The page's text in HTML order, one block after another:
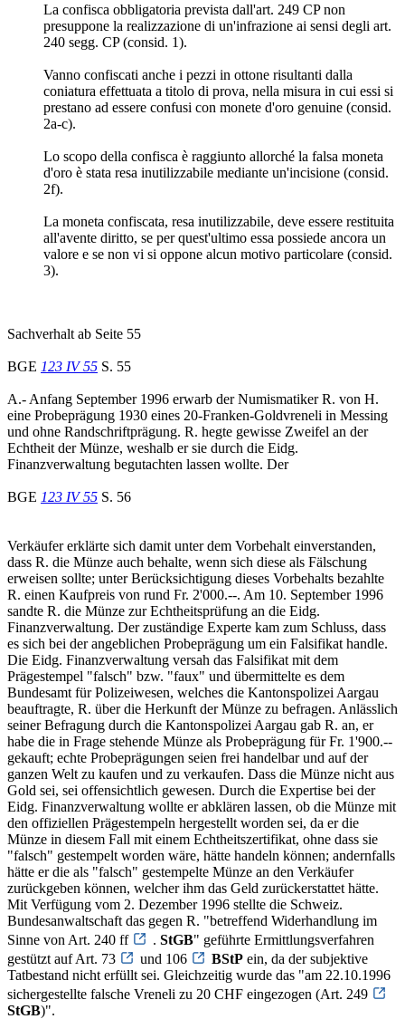
La confisca obbligatoria prevista dall'art. 249 CP non
presuppone la realizzazione di un'infrazione ai sensi degli art.
240 segg. CP (consid. 1).
Vanno confiscati anche i pezzi in ottone risultanti dalla
coniatura effettuata a titolo di prova, nella misura in cui essi si
prestano ad essere confusi con monete d'oro genuine (consid.
2a-c).
Lo scopo della confisca è raggiunto allorché la falsa moneta
d'oro è stata resa inutilizzabile mediante un'incisione (consid.
2f).
La moneta confiscata, resa inutilizzabile, deve essere restituita
all'avente diritto, se per quest'ultimo essa possiede ancora un
valore e se non vi si oppone alcun motivo particolare (consid.
3).
Sachverhalt ab Seite 55
BGE 123 IV 55 S. 55
A.- Anfang September 1996 erwarb der Numismatiker R. von H.
eine Probeprägung 1930 eines 20-Franken-Goldvreneli in Messing
und ohne Randschriftprägung. R. hegte gewisse Zweifel an der
Echtheit der Münze, weshalb er sie durch die Eidg.
Finanzverwaltung begutachten lassen wollte. Der
BGE 123 IV 55 S. 56
Verkäufer erklärte sich damit unter dem Vorbehalt einverstanden,
dass R. die Münze auch behalte, wenn sich diese als Fälschung
erweisen sollte; unter Berücksichtigung dieses Vorbehalts bezahlte
R. einen Kaufpreis von rund Fr. 2'000.--. Am 10. September 1996
sandte R. die Münze zur Echtheitsprüfung an die Eidg.
Finanzverwaltung. Der zuständige Experte kam zum Schluss, dass
es sich bei der angeblichen Probeprägung um ein Falsifikat handle.
Die Eidg. Finanzverwaltung versah das Falsifikat mit dem
Prägestempel "falsch" bzw. "faux" und übermittelte es dem
Bundesamt für Polizeiwesen, welches die Kantonspolizei Aargau
beauftragte, R. über die Herkunft der Münze zu befragen. Anlässlich
seiner Befragung durch die Kantonspolizei Aargau gab R. an, er
habe die in Frage stehende Münze als Probeprägung für Fr. 1'900.--
gekauft; echte Probeprägungen seien frei handelbar und auf der
ganzen Welt zu kaufen und zu verkaufen. Dass die Münze nicht aus
Gold sei, sei offensichtlich gewesen. Durch die Expertise bei der
Eidg. Finanzverwaltung wollte er abklären lassen, ob die Münze mit
den offiziellen Prägestempeln hergestellt worden sei, da er die
Münze in diesem Fall mit einem Echtheitszertifikat, ohne dass sie
"falsch" gestempelt worden wäre, hätte handeln können; andernfalls
hätte er die als "falsch" gestempelte Münze an den Verkäufer
zurückgeben können, welcher ihm das Geld zurückerstattet hätte.
Mit Verfügung vom 2. Dezember 1996 stellte die Schweiz.
Bundesanwaltschaft das gegen R. "betreffend Widerhandlung im
Sinne von Art. 240 ff
. StGB" geführte Ermittlungsverfahren
gestützt auf Art. 73
und 106 BStP ein, da der subjektive
Tatbestand nicht erfüllt sei. Gleichzeitig wurde das "am 22.10.1996
sichergestellte falsche Vreneli zu 20 CHF eingezogen (Art. 249
StGB)".